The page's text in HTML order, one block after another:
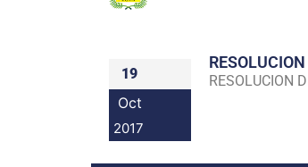
19
Oct
2017
RESOLUCION